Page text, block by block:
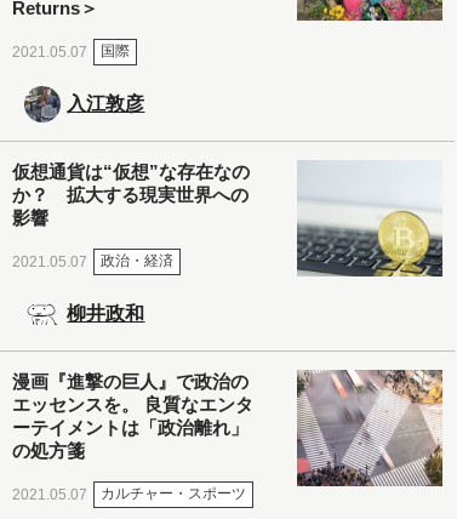
Returns＞
2021.05.07 国際
入江敦彦
仮想通貨は“仮想”な存在なの
か？ 拡大する現実世界への
影響
2021.05.07 政治・経済
柳井政和
漫画『進撃の巨人』で政治の
エッセンスを。 良質なエンタ
ーテイメントは「政治離れ」
の処方箋
2021.05.07 カルチャー・スポーツ